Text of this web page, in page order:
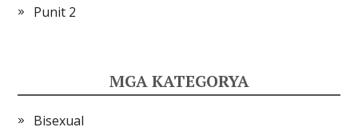
Punit 2
MGA KATEGORYA
Bisexual